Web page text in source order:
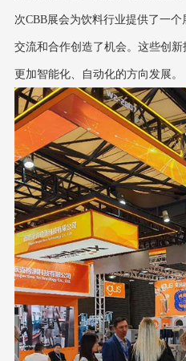
次CBB展会为饮料行业提供了一
交流和合作创造了机会。这些创
更加智能化、自动化的方向发展。